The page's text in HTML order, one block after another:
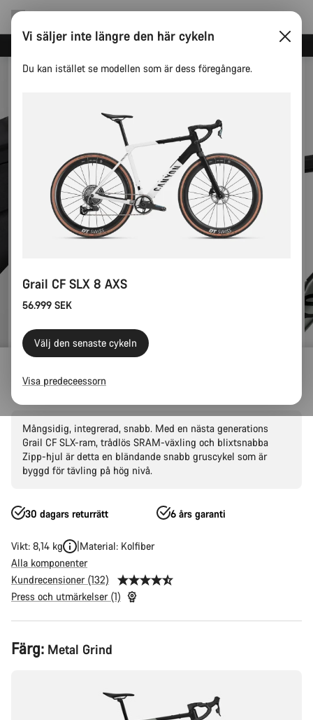
Spara med Canyons nyhetsbrev
Grail CF SLX 8 AXS
Mångsidig, integrerad, snabb. Med en nästa generations
Grail CF SLX-ram, trådlös SRAM-växling och blixtsnabba
Zipp-hjul är detta en bländande snabb gruscykel som är
byggd för tävling på hög nivå.
30 dagars returrätt 6 års garanti
Vikt: 8,14 kg
Material: Kolfiber
Alla komponenter
Kundrecensioner (132)
Press och utmärkelser (1)
Produktkonfiguration
Färg: Metal Grind
Vi säljer inte längre den här cykeln
Du kan istället se modellen som är dess föregångare.
Grail CF SLX 8 AXS
56.999 SEK
Välj den senaste cykeln
Visa predeceessorn